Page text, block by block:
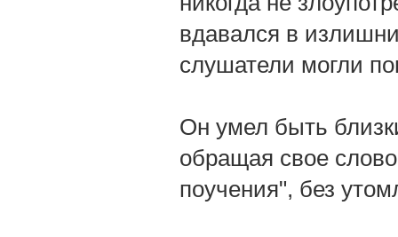
вдавался в
слушатели могли
Он умел быть
обращая свое слово
поучения", без